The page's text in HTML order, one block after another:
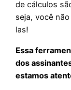
de cálculos
seja, você
las!
Essa
dos
estamos